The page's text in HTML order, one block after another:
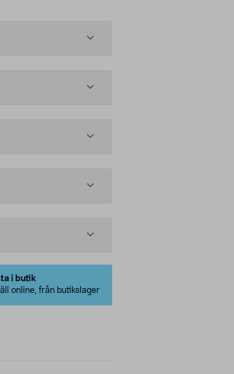
i butik
online, från butikslager